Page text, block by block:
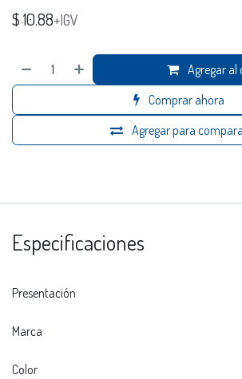
$10.88+IGV
Agregar al
Comprar ahora
Agregar para
Especificaciones
Presentación
Marca
Color